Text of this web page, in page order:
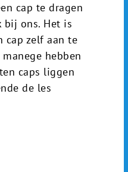
cap te dragen
bij ons. Het is
cap zelf aan te
hebben
caps liggen
de les